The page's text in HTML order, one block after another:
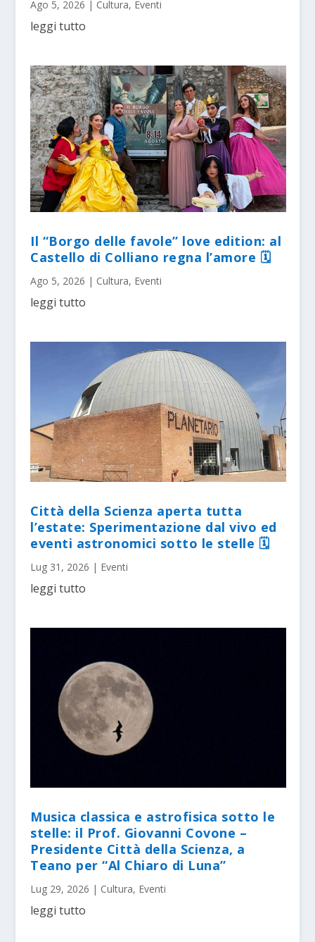
Ago 5, 2026 | Cultura, Eventi
leggi tutto
Il “Borgo delle favole” love edition: al
Castello di Colliano regna l’amore 🗓
Ago 5, 2026 | Cultura, Eventi
leggi tutto
Città della Scienza aperta tutta
l’estate: Sperimentazione dal vivo ed
eventi astronomici sotto le stelle 🗓
Lug 31, 2026 | Eventi
leggi tutto
Musica classica e astrofisica sotto le
stelle: il Prof. Giovanni Covone –
Presidente Città della Scienza, a
Teano per “Al Chiaro di Luna”
Lug 29, 2026 | Cultura, Eventi
leggi tutto